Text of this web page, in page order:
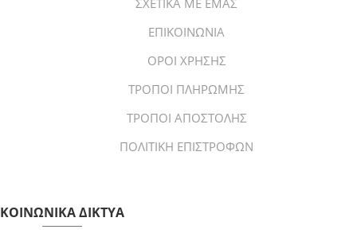
ΕΠΙΚΟΙΝΩΝΙΑ
ΟΡΟΙ ΧΡΗΣΗΣ
ΤΡΟΠΟΙ ΠΛΗΡΩΜΗΣ
ΤΡΟΠΟΙ ΑΠΟΣΤΟΛΗΣ
ΠΟΛΙΤΙΚΗ ΕΠΙΣΤΡΟΦΩΝ
ΚΟΙΝΩΝΙΚΑ ΔΙΚΤΥΑ